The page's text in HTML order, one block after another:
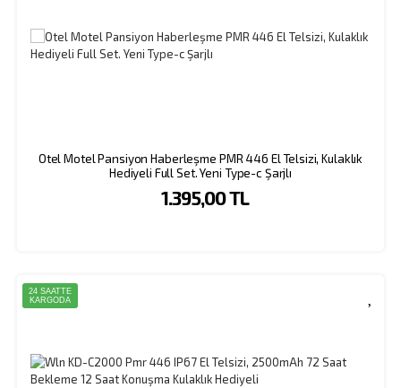
Otel Motel Pansiyon Haberleşme PMR 446 El Telsizi, Kulaklık
Hediyeli Full Set. Yeni Type-c Şarjlı
1.395,00 TL
24 SAATTE
KARGODA